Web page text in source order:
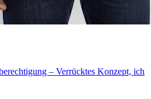
– Verrücktes Konzept, ich